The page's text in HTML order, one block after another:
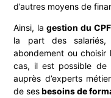
d’autres moyens de
Ainsi, la gestion du CPF
la part des
abondement ou choisir
cas, il est possible de
auprès d’experts
de sesbesoins de